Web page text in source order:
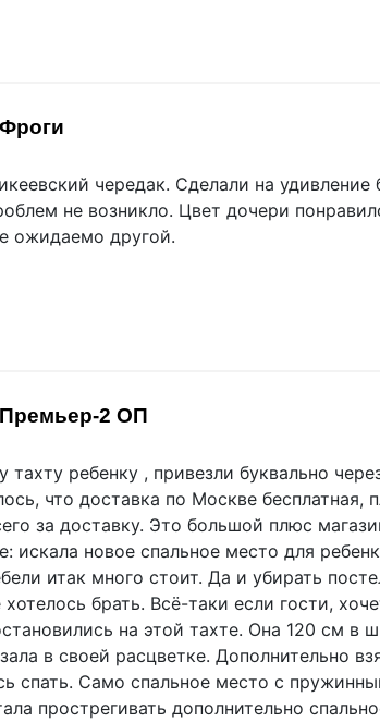
чередак. Сделали на
не возникло. Цвет дочери
ожидаемо другой.
Премьер-2 ОП
ребенку , привезли буквально
что доставка по Москве бесплатная,
за доставку. Это большой плюс
искала новое спальное место для
итак много стоит. Да и убирать
брать. Всё-таки если гости,
на этой тахте. Она 120 см в
в своей расцветке. Дополнительно
спать. Само спальное место с
прострегивать дополнительно